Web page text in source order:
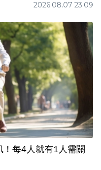
2026.08.07 23:09
每4人就有1人需關